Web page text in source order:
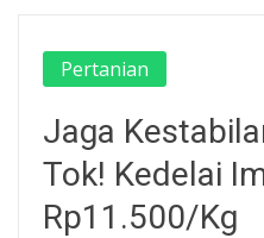
Pertanian
Jaga
Tok! Kedelai
Rp11.500/Kg